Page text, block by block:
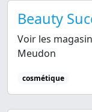
Beauty
Voir les
Meudon
cosmétique